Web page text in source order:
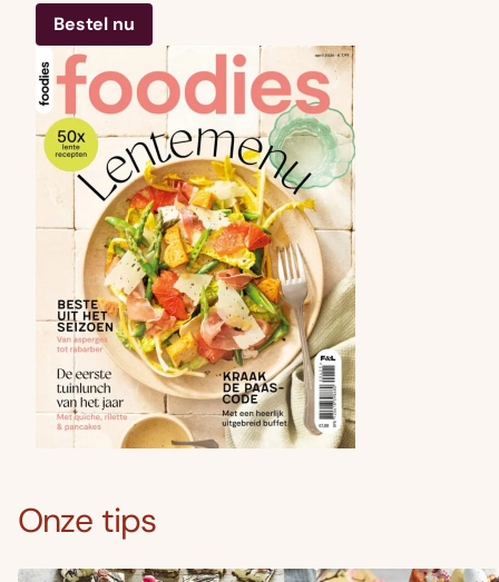
Bestel nu
Onze tips